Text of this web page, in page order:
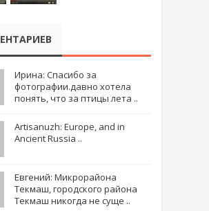
Ирина: Спасибо за
фотографии.давно хотела
понять, что за птицы лета ..
Artisanuzh: Europe, and in
Ancient Russia ..
Евгений: Микрорайона
Текмаш, городского района
Текмаш никогда не суще ..